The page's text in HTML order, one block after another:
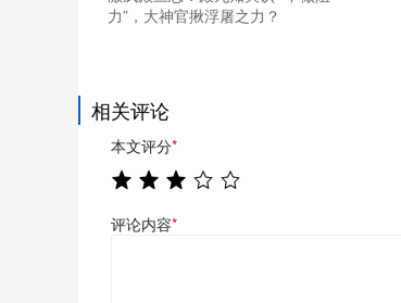
力”，大神官揪浮屠之力？
相关评论
本文评分*
评论内容*